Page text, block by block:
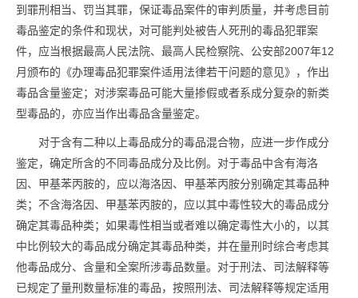
到罪刑相当、罚当其罪，保证毒品案件的审判质量，并考虑目前
毒品鉴定的条件和现状，对可能判处被告人死刑的毒品犯罪案
件，应当根据最高人民法院、最高人民检察院、公安部2007年12
月颁布的《办理毒品犯罪案件适用法律若干问题的意见》，作出
毒品含量鉴定；对涉案毒品可能大量掺假或者系成分复杂的新类
型毒品的，亦应当作出毒品含量鉴定。
对于含有二种以上毒品成分的毒品混合物，应进一步作成分
鉴定，确定所含的不同毒品成分及比例。对于毒品中含有海洛
因、甲基苯丙胺的，应以海洛因、甲基苯丙胺分别确定其毒品种
类；不含海洛因、甲基苯丙胺的，应以其中毒性较大的毒品成分
确定其毒品种类；如果毒性相当或者难以确定毒性大小的，以其
中比例较大的毒品成分确定其毒品种类，并在量刑时综合考虑其
他毒品成分、含量和全案所涉毒品数量。对于刑法、司法解释等
已规定了量刑数量标准的毒品，按照刑法、司法解释等规定适用